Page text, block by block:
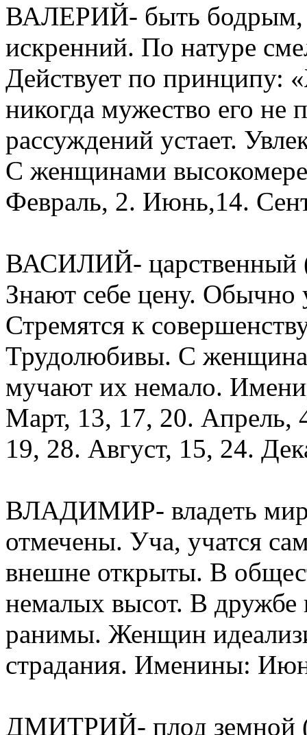
ВАЛЕРИЙ- быть бодрым,
искренний. По натуре
Действует по принципу:
никогда мужество его не
рассуждений устает.
С женщинами
Февраль, 2. Июнь,14.
ВАСИЛИЙ- царственный
Знают себе цену.
Стремятся к
Трудолюбивы. С
мучают их немало.
Март, 13, 17, 20.
19, 28. Август, 15, 24.
ВЛАДИМИР- владеть
отмечены. Уча, учатся
внешне открыты. В
немалых высот. В дружбе
ранимы. Женщин
страдания. Именины:
ДМИТРИЙ- плод земной